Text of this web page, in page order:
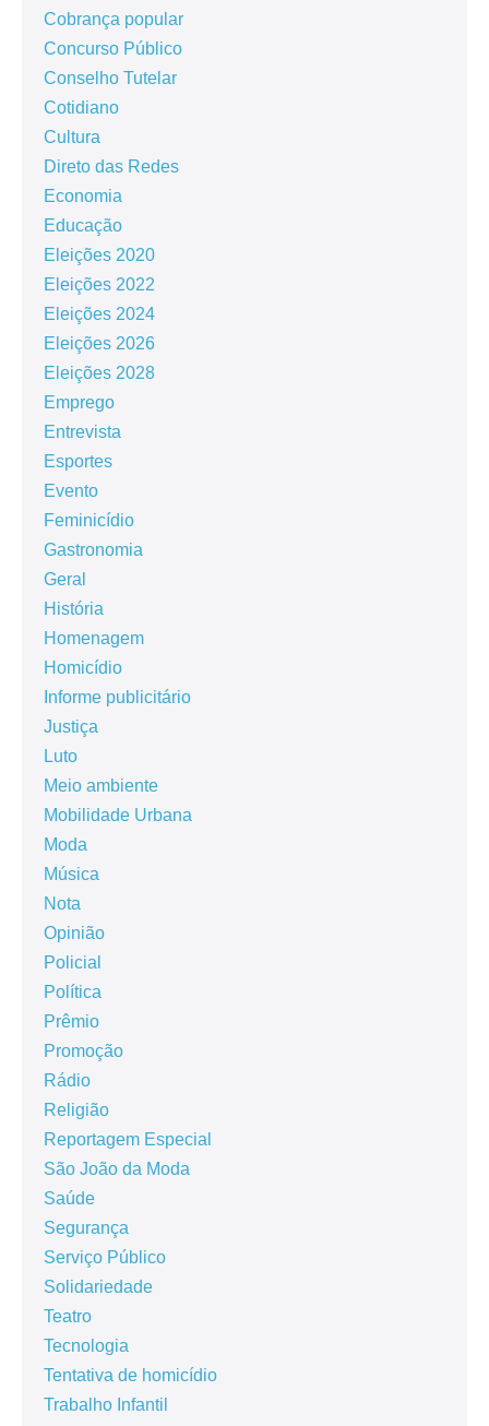
Cobrança popular
Concurso Público
Conselho Tutelar
Cotidiano
Cultura
Direto das Redes
Economia
Educação
Eleições 2020
Eleições 2022
Eleições 2024
Eleições 2026
Eleições 2028
Emprego
Entrevista
Esportes
Evento
Feminicídio
Gastronomia
Geral
História
Homenagem
Homicídio
Informe publicitário
Justiça
Luto
Meio ambiente
Mobilidade Urbana
Moda
Música
Nota
Opinião
Policial
Política
Prêmio
Promoção
Rádio
Religião
Reportagem Especial
São João da Moda
Saúde
Segurança
Serviço Público
Solidariedade
Teatro
Tecnologia
Tentativa de homicídio
Trabalho Infantil